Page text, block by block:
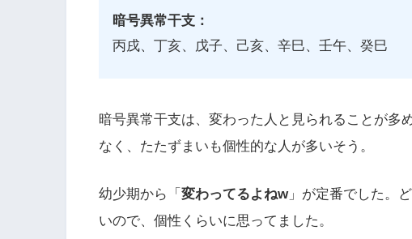
暗号異常干支：
丙戌、丁亥、戊子、己亥、辛巳、壬午、癸巳
暗号異常干支は、変わった人と見られることが多
なく、たたずまいも個性的な人が多いそう。
幼少期から「 変わってるよねw」が定番でした。
いので、個性くらいに思ってました。